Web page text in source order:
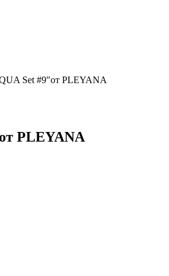
Set #9″от PLEYANA
PLEYANA